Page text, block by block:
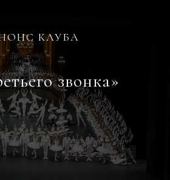
КЛУБА
звонка»